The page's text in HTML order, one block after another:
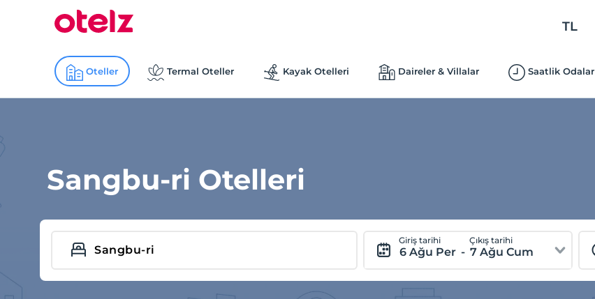
TL
Oteller Termal Oteller Kayak Otelleri Daireler & Villalar Saatlik Odalar
Sangbu-ri Otelleri
Giriş tarihi
6 Ağu Per -
Çıkış tarihi
7 Ağu Cum